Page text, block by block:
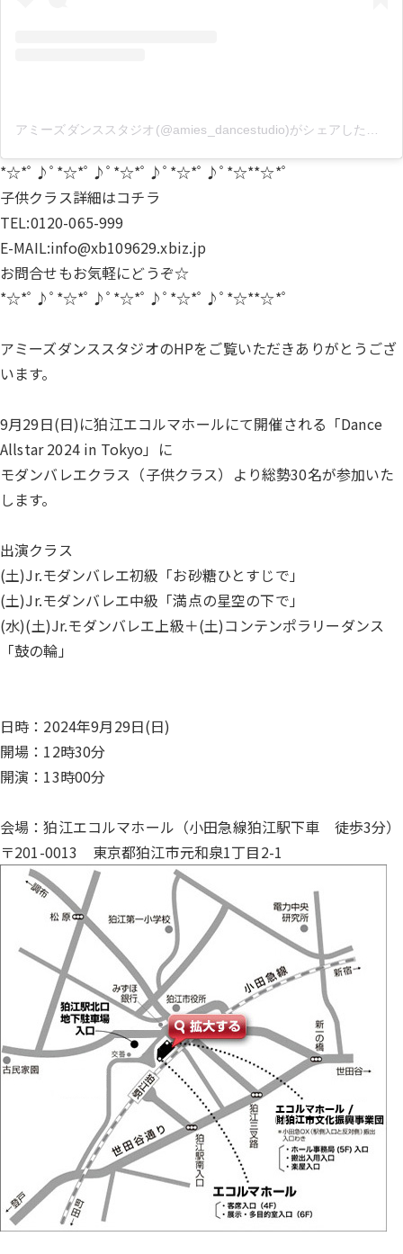
*☆*ﾟ♪ﾟ*☆*ﾟ♪ﾟ*☆*ﾟ♪ﾟ*☆*ﾟ♪ﾟ*☆**☆*ﾟ
子供クラス詳細はコチラ
TEL:0120-065-999
E-MAIL:info@xb109629.xbiz.jp
お問合せもお気軽にどうぞ☆
*☆*ﾟ♪ﾟ*☆*ﾟ♪ﾟ*☆*ﾟ♪ﾟ*☆*ﾟ♪ﾟ*☆**☆*ﾟ
アミーズダンススタジオのHPをご覧いただきありがとうござ
います。
9月29日(日)に狛江エコルマホールにて開催される「Dance
Allstar 2024 in Tokyo」に
モダンバレエクラス（子供クラス）より総勢30名が参加いた
します。
出演クラス
(土)Jr.モダンバレエ初級「お砂糖ひとすじで」
(土)Jr.モダンバレエ中級「満点の星空の下で」
(水)(土)Jr.モダンバレエ上級＋(土)コンテンポラリーダンス
「鼓の輪」
日時：2024年9月29日(日)
開場：12時30分
開演：13時00分
会場：狛江エコルマホール（小田急線狛江駅下車 徒歩3分）
〒201-0013 東京都狛江市元和泉1丁目2-1